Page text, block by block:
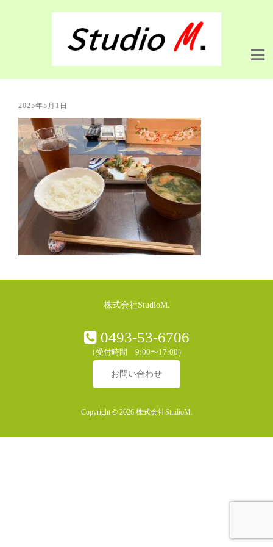
2025年5月1日
株式会社StudioM.
0493-53-6706
（受付時間 9:00〜17:00）
お問い合わせ
Copyright © 2026 株式会社StudioM.